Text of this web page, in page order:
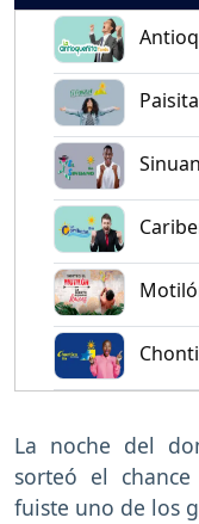
La noche del
sorteó el chance
fuiste uno de los